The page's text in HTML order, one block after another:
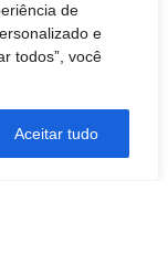
de
e
todos”, você
Aceitar tudo
Próximo artigo
Pai é preso após
filho e ameaçar com
de fogo, na Cohab 3